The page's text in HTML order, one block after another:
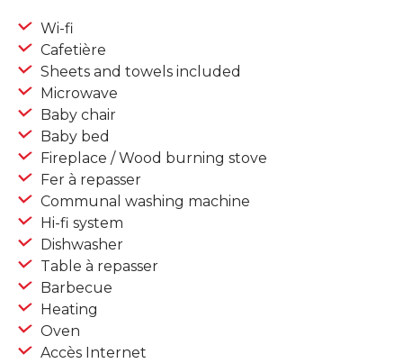
Wi-fi
Cafetière
Sheets and towels included
Microwave
Baby chair
Baby bed
Fireplace / Wood burning stove
Fer à repasser
Communal washing machine
Hi-fi system
Dishwasher
Table à repasser
Barbecue
Heating
Oven
Accès Internet